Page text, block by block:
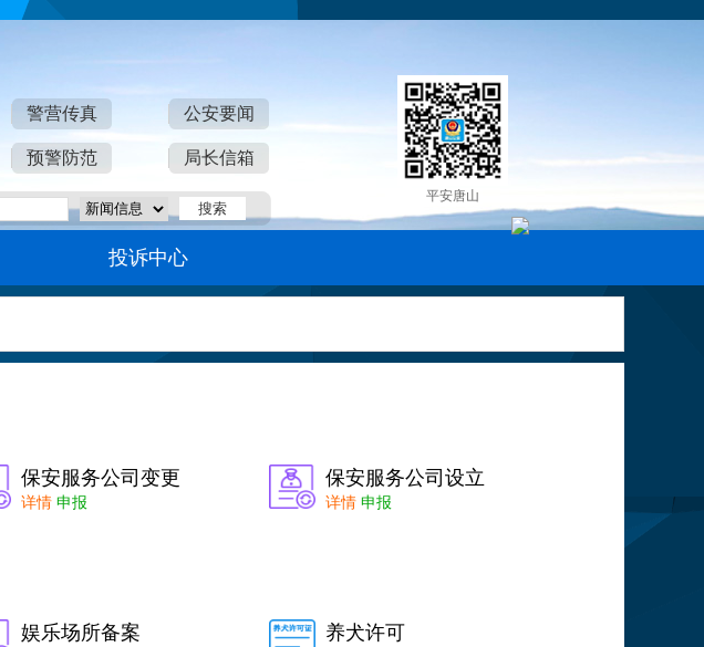
警营传真 公安要闻
预警防范 局长信箱
平安唐山
投诉中心
保安服务公司变更
详情 申报
保安服务公司设立
详情 申报
娱乐场所备案 养犬许可